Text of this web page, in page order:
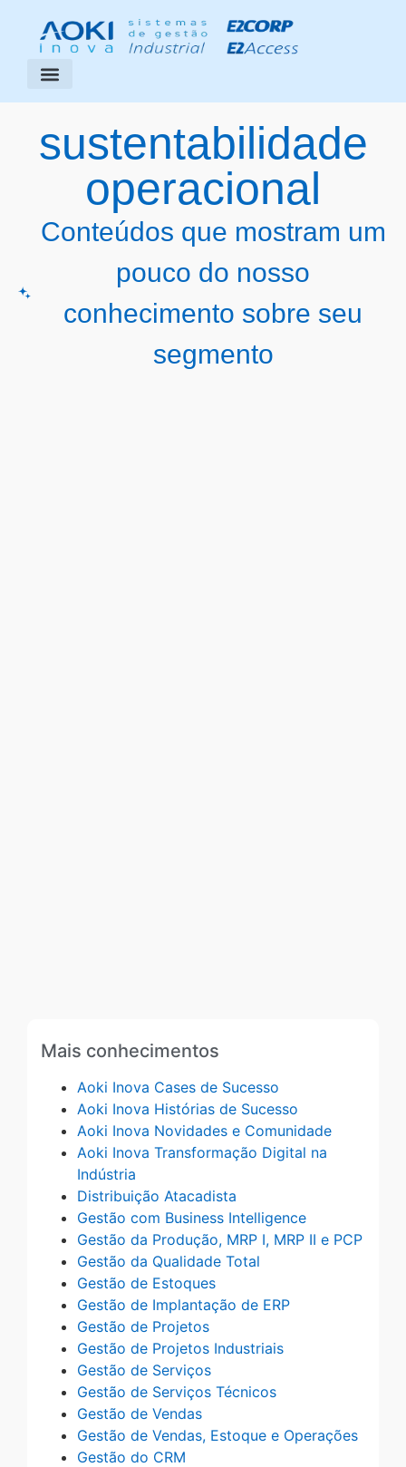
sustentabilidade
operacional
Conteúdos que mostram um
pouco do nosso
conhecimento sobre seu
segmento
Mais conhecimentos
Aoki Inova Cases de Sucesso
Aoki Inova Histórias de Sucesso
Aoki Inova Novidades e Comunidade
Aoki Inova Transformação Digital na
Indústria
Distribuição Atacadista
Gestão com Business Intelligence
Gestão da Produção, MRP I, MRP II e PCP
Gestão da Qualidade Total
Gestão de Estoques
Gestão de Implantação de ERP
Gestão de Projetos
Gestão de Projetos Industriais
Gestão de Serviços
Gestão de Serviços Técnicos
Gestão de Vendas
Gestão de Vendas, Estoque e Operações
Gestão do CRM